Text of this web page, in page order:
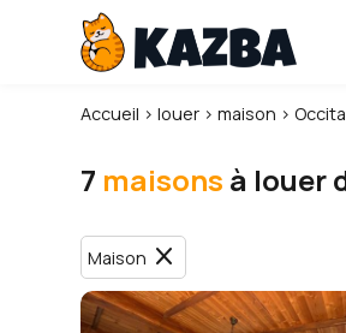
Accueil ›louer ›maison ›
7 maisons à louer
Maison close